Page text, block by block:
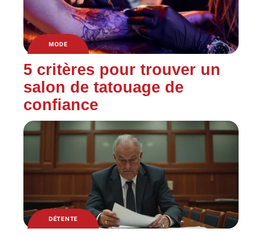
MODE
5 critères pour trouver un
salon de tatouage de
confiance
DÉTENTE